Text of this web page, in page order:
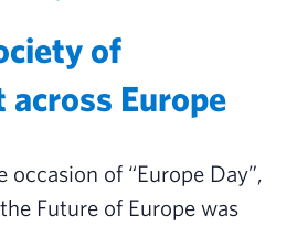
of
across Europe
of “Europe Day”,
Future of Europe was